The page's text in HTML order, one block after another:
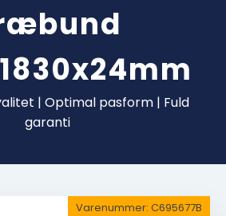
| Optimal pasform | Fuld
garanti
Varenummer: C695677B